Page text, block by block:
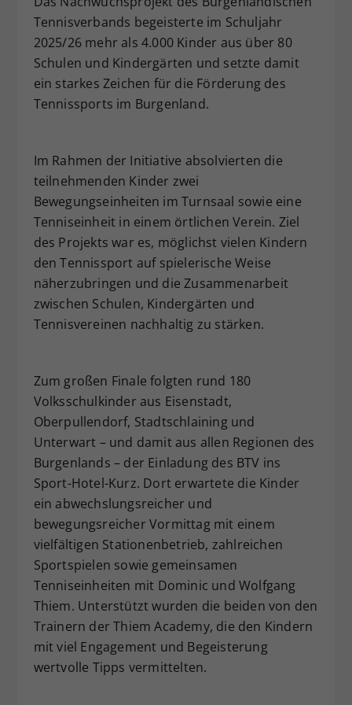
Tennisverbands begeisterte im Schuljahr
2025/26 mehr als 4.000 Kinder aus über 80
Schulen und Kindergärten und setzte damit
ein starkes Zeichen für die Förderung des
Tennissports im Burgenland.
Im Rahmen der Initiative absolvierten die
teilnehmenden Kinder zwei
Bewegungseinheiten im Turnsaal sowie eine
Tenniseinheit in einem örtlichen Verein. Ziel
des Projekts war es, möglichst vielen Kindern
den Tennissport auf spielerische Weise
näherzubringen und die Zusammenarbeit
zwischen Schulen, Kindergärten und
Tennisvereinen nachhaltig zu stärken.
Zum großen Finale folgten rund 180
Volksschulkinder aus Eisenstadt,
Oberpullendorf, Stadtschlaining und
Unterwart – und damit aus allen Regionen des
Burgenlands – der Einladung des BTV ins
Sport-Hotel-Kurz. Dort erwartete die Kinder
ein abwechslungsreicher und
bewegungsreicher Vormittag mit einem
vielfältigen Stationenbetrieb, zahlreichen
Sportspielen sowie gemeinsamen
Tenniseinheiten mit Dominic und Wolfgang
Thiem. Unterstützt wurden die beiden von den
Trainern der Thiem Academy, die den Kindern
mit viel Engagement und Begeisterung
wertvolle Tipps vermittelten.
Zweck
Dieser Wert speichert Ihre Consent-
Einstellungen. Unter anderem eine
historische Speicherung Ihrer
vorgenommen Einstellungen, falls der
Webseiten-Betreiber dies eingestellt